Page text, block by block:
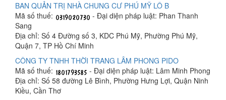
BAN QUẢN TRỊ NHÀ CHUNG CƯ PHÚ MỸ LÔ B
Mã số thuế:
- Đại diện pháp luật: Phan Thanh
Sang
Địa chỉ: Số 4 Đường số 3, KDC Phú Mỹ, Phường Phú Mỹ,
Quận 7, TP Hồ Chí Minh
CÔNG TY TNHH THỜI TRANG LÂM PHONG PIDO
Mã số thuế:
- Đại diện pháp luật: Lâm Minh Phong
Địa chỉ: Số 58 đường Lê Bình, Phường Hưng Lợi, Quận Ninh
Kiều, Cần Thơ